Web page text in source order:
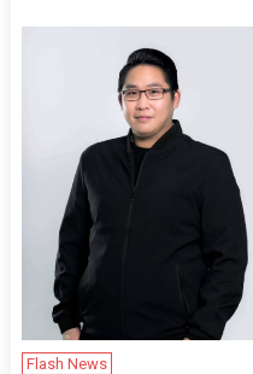
Flash News